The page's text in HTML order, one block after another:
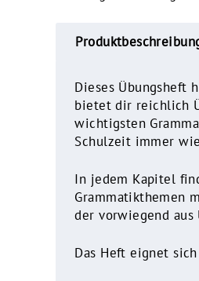
Dieses Übungsheft
bietet dir reichlich
wichtigsten
Schulzeit immer
In jedem Kapitel
Grammatikthemen
der vorwiegend aus
Das Heft eignet